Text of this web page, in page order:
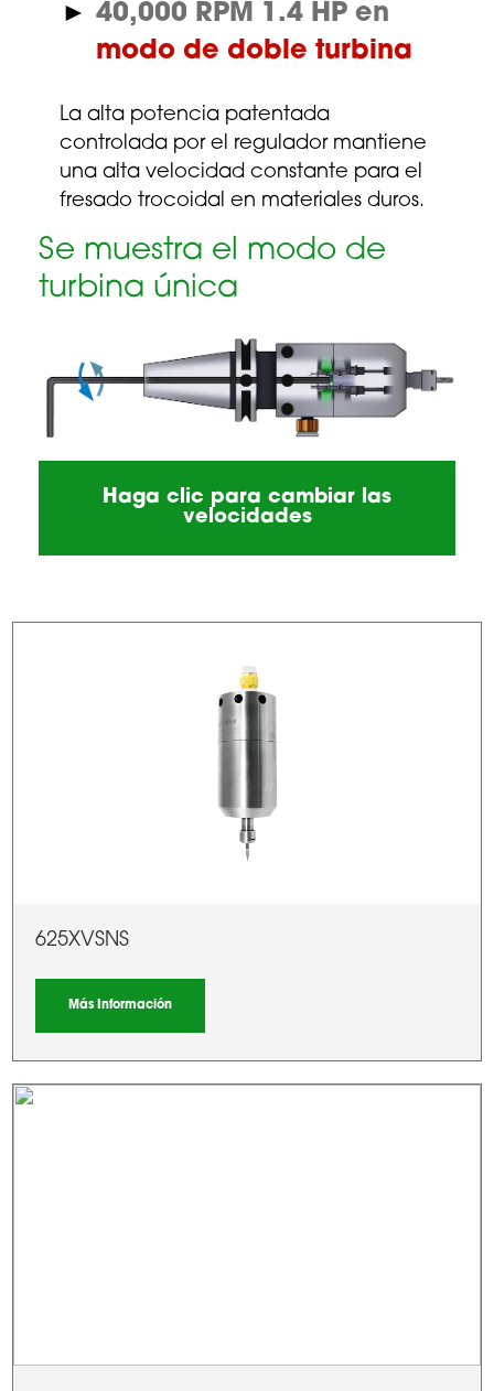
40,000 RPM 1.4 HP en
modo de doble turbina
La alta potencia patentada
controlada por el regulador mantiene
una alta velocidad constante para el
fresado trocoidal en materiales duros.
Se muestra el modo de
turbina única
Haga clic para cambiar las
velocidades
625XVSNS
Más Información